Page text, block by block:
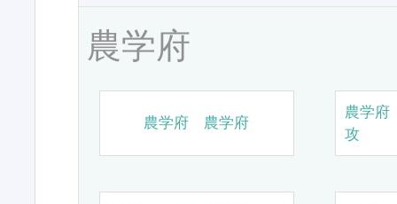
農学府
農学府 農学府
農学
攻